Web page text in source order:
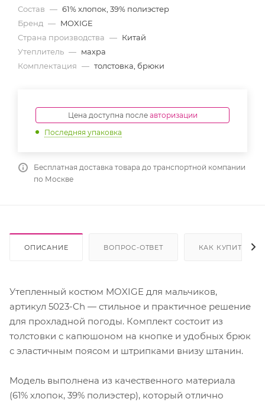
Состав — 61% хлопок, 39% полиэстер
Бренд — MOXIGE
Страна производства — Китай
Утеплитель — махра
Комплектация — толстовка, брюки
Цена доступна после авторизации
Последняя упаковка
Бесплатная доставка товара до транспортной компании
по Москве
ОПИСАНИЕ ВОПРОС-ОТВЕТ КАК КУПИТЬ
Утепленный костюм MOXIGE для мальчиков,
артикул 5023-Ch — стильное и практичное решение
для прохладной погоды. Комплект состоит из
толстовки с капюшоном на кнопке и удобных брюк
с эластичным поясом и штрипками внизу штанин.
Модель выполнена из качественного материала
(61% хлопок, 39% полиэстер), который отлично